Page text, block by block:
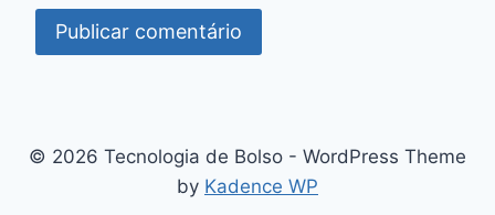
© 2026 Tecnologia de Bolso - WordPress Theme
by Kadence WP